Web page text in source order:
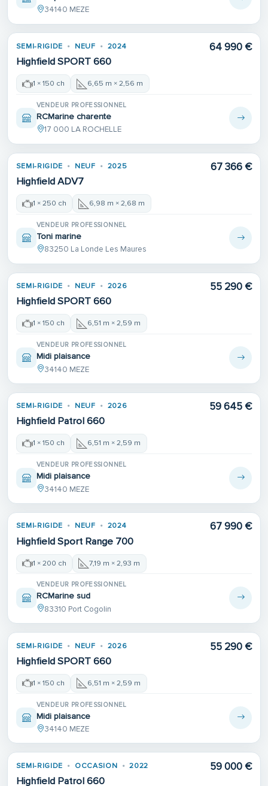
34140 MEZE
SEMI-RIGIDE NEUF 2024
Highfield SPORT 660
64 990 €
1 × 150 ch 6,65 m × 2,56 m
VENDEUR PROFESSIONNEL
RCMarine charente
17 000 LA ROCHELLE
SEMI-RIGIDE NEUF 2025
Highfield ADV7
67 366 €
1 × 250 ch 6,98 m × 2,68 m
VENDEUR PROFESSIONNEL
Toni marine
83250 La Londe Les Maures
SEMI-RIGIDE NEUF 2026
Highfield SPORT 660
55 290 €
1 × 150 ch 6,51 m × 2,59 m
VENDEUR PROFESSIONNEL
Midi plaisance
34140 MEZE
SEMI-RIGIDE NEUF 2026
Highfield Patrol 660
59 645 €
1 × 150 ch 6,51 m × 2,59 m
VENDEUR PROFESSIONNEL
Midi plaisance
34140 MEZE
SEMI-RIGIDE NEUF 2024
Highfield Sport Range 700
67 990 €
1 × 200 ch 7,19 m × 2,93 m
VENDEUR PROFESSIONNEL
RCMarine sud
83310 Port Cogolin
SEMI-RIGIDE NEUF 2026
Highfield SPORT 660
55 290 €
1 × 150 ch 6,51 m × 2,59 m
VENDEUR PROFESSIONNEL
Midi plaisance
34140 MEZE
SEMI-RIGIDE OCCASION 2022
Highfield Patrol 660
59 000 €